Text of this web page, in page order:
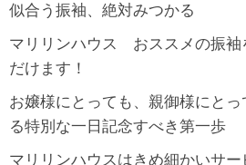
似合う振袖、絶対みつかる
マリリンハウス おススメの振袖
だけます！
お嬢様にとっても、親御様にと
る特別な一日記念すべき第一歩
マリリンハウスはきめ細かいサー